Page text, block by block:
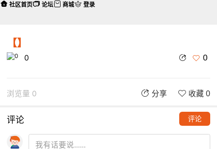
【】
0 0
浏览量 0 分享 收藏 0
评论 评论
社区首页 论坛 商城 登录